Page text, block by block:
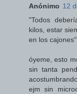
Anónimo 12
"Todos
kilos, estar
en los cajones"
óyeme, esto
sin tanta
ejm sin